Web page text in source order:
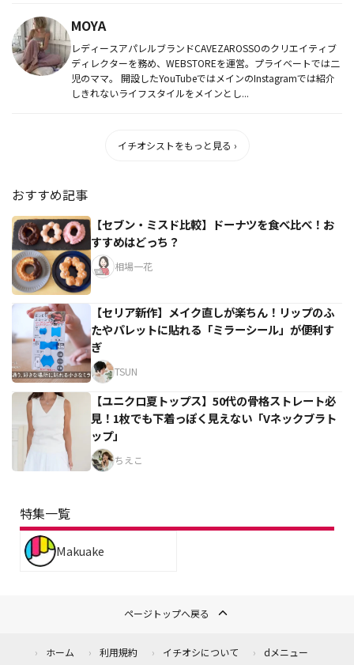
MOYA
レディースアパレルブランドCAVEZAROSSOのクリエイティブ
ディレクターを務め、WEBSTOREを運営。プライベートでは二
児のママ。 開設したYouTubeではメインのInstagramでは紹介
しきれないライフスタイルをメインとし...
イチオシストをもっと見る ›
おすすめ記事
【セブン・ミスド比較】ドーナツを食べ比べ！お
すすめはどっち？
相場一花
【セリア新作】メイク直しが楽ちん！リップのふ
たやパレットに貼れる「ミラーシール」が便利す
ぎ
TSUN
【ユニクロ夏トップス】50代の骨格ストレート必
見！1枚でも下着っぽく見えない「Vネックブラト
ップ」
ちえこ
特集一覧
Makuake
ページトップへ戻る
ホーム 利用規約 イチオシについて dメニュー